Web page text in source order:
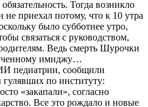
Тогда возникло
приехал потому, что к 10 утра
было субботнее утро,
связаться с руководством,
Ведь смерть Шурочки
имиджу…
педиатрии, сообщили
по институту:
«закапали», согласно
Все это рождало и новые